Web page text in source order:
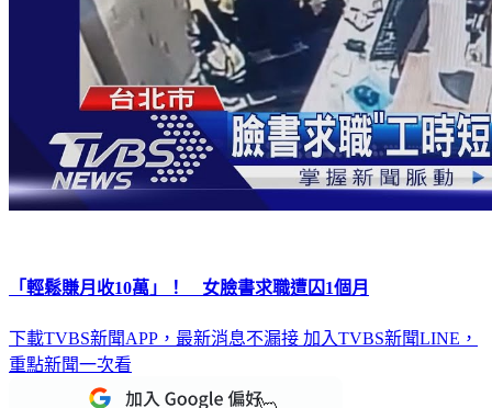
「輕鬆賺月收10萬」！ 女臉書求職遭囚1個月
下載TVBS新聞APP，最新消息不漏接 加入TVBS新聞LINE，
重點新聞一次看